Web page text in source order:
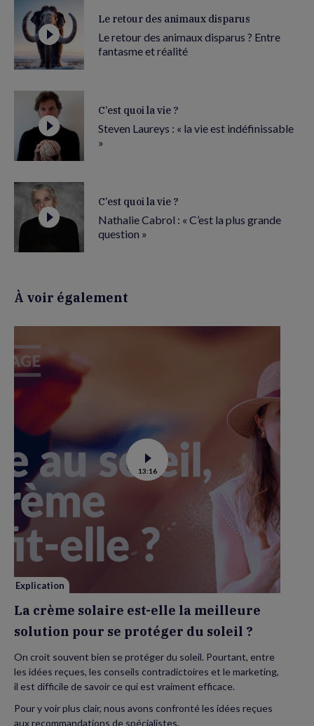
Le retour des animaux disparus
Le retour des animaux disparus ? Entre
fantasme et réalité
C’est quoi la vie ?
Steven Laureys : « la vie est indéfinissable
»
C’est quoi la vie ?
Nathalie Cabrol : « C’est la plus grande
question »
À voir également
Voir
la
vidéo
est-
elle
la
meilleure
solution
protéger
soleil
13:16
Explication
La crème solaire est-elle la meilleure
solution pour se protéger du soleil ?
On croit souvent bien se protéger du soleil. Pourtant, entre
les idées reçues, les conseils contradictoires et le marketing,
il est difficile de savoir ce qui est vraiment efficace.
Pour y voir plus clair, nous avons confronté les idées reçues
aux recommandations de spécialistes.